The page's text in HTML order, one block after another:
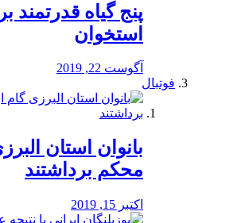
پنج گیاه قدرتمند
استخوان
آگوست 22, 2019
فوتبال
بانوان استان
محكم برداشتند
اکتبر 15, 2019